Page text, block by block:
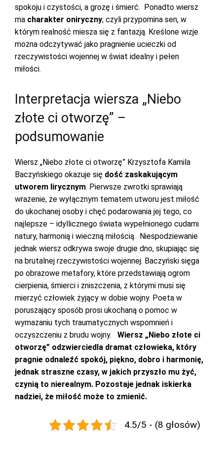
spokoju i czystości, a grozę i śmierć. Ponadto wiersz
ma charakter oniryczny, czyli przypomina sen, w
którym realność miesza się z fantazją. Kreślone wizje
można odczytywać jako pragnienie ucieczki od
rzeczywistości wojennej w świat idealny i pełen
miłości.
Interpretacja wiersza „Niebo
złote ci otworzę” –
podsumowanie
Wiersz „Niebo złote ci otworzę” Krzysztofa Kamila
Baczyńskiego okazuje się dość zaskakującym
utworem lirycznym. Pierwsze zwrotki sprawiają
wrażenie, że wyłącznym tematem utworu jest miłość
do ukochanej osoby i chęć podarowania jej tego, co
najlepsze – idyllicznego świata wypełnionego cudami
natury, harmonią i wieczną miłością. Niespodziewanie
jednak wiersz odkrywa swoje drugie dno, skupiając się
na brutalnej rzeczywistości wojennej. Baczyński sięga
po obrazowe metafory, które przedstawiają ogrom
cierpienia, śmierci i zniszczenia, z którymi musi się
mierzyć człowiek żyjący w dobie wojny. Poeta w
poruszający sposób prosi ukochaną o pomoc w
wymazaniu tych traumatycznych wspomnień i
oczyszczeniu z brudu wojny. Wiersz „Niebo złote ci
otworzę” odzwierciedla dramat człowieka, który
pragnie odnaleźć spokój, piękno, dobro i harmonię,
jednak straszne czasy, w jakich przyszło mu żyć,
czynią to nierealnym. Pozostaje jednak iskierka
nadziei, że miłość może to zmienić.
4.5/5 - (8 głosów)